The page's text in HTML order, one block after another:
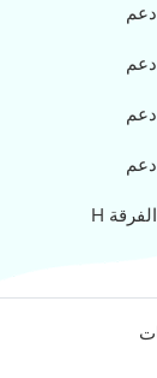
دعم
دعم
دعم
دعم
الفرقة H